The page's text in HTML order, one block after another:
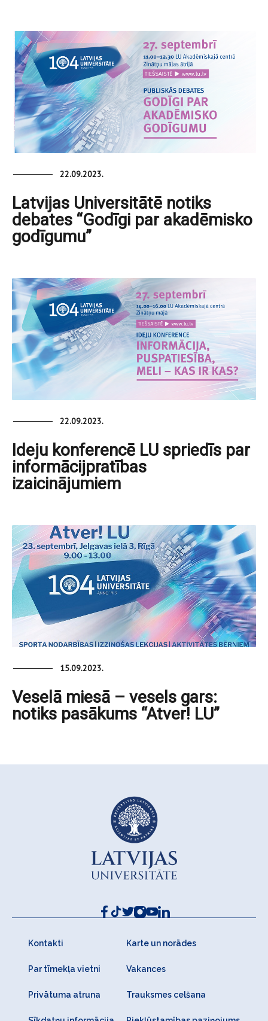
22.09.2023.
Latvijas Universitātē notiks
debates “Godīgi par akadēmisko
godīgumu”
22.09.2023.
Ideju konferencē LU spriedīs par
informācijpratības
izaicinājumiem
15.09.2023.
Veselā miesā – vesels gars:
notiks pasākums “Atver! LU”
Kontakti Karte un norādes
Par tīmekļa vietni Vakances
Privātuma atruna Trauksmes celšana